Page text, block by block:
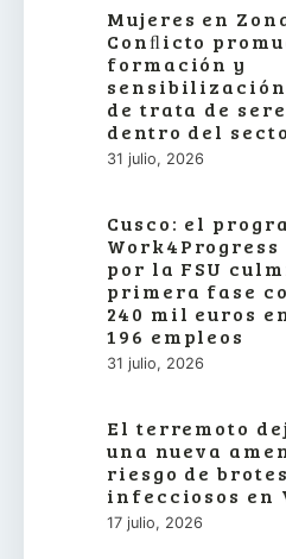
Mujeres en
Conﬂicto
formación y
de trata de
dentro del
31 julio, 2026
Cusco: el
por la FSU
primera fase
240 mil euros
196 empleos
31 julio, 2026
El terremoto
una nueva
riesgo de brotes
infecciosos en
17 julio, 2026